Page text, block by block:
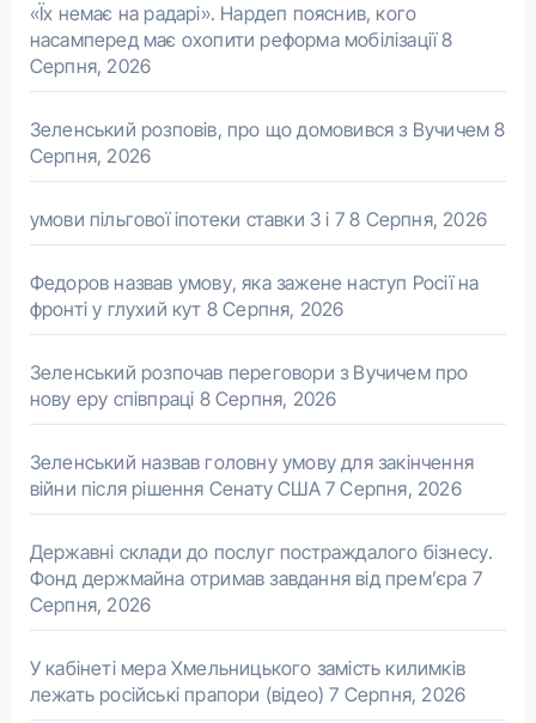
«Їх немає на радарі». Нардеп пояснив, кого
насамперед має охопити реформа мобілізації 8
Серпня, 2026
Зеленський розповів, про що домовився з Вучичем 8
Серпня, 2026
умови пільгової іпотеки ставки 3 і 7 8 Серпня, 2026
Федоров назвав умову, яка зажене наступ Росії на
фронті у глухий кут 8 Серпня, 2026
Зеленський розпочав переговори з Вучичем про
нову еру співпраці 8 Серпня, 2026
Зеленський назвав головну умову для закінчення
війни після рішення Сенату США 7 Серпня, 2026
Державні склади до послуг постраждалого бізнесу.
Фонд держмайна отримав завдання від прем’єра 7
Серпня, 2026
У кабінеті мера Хмельницького замість килимків
лежать російські прапори (відео) 7 Серпня, 2026